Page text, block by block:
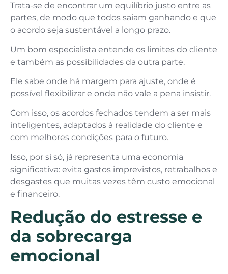
Trata-se de encontrar um equilíbrio justo entre as
partes, de modo que todos saiam ganhando e que
o acordo seja sustentável a longo prazo.
Um bom especialista entende os limites do cliente
e também as possibilidades da outra parte.
Ele sabe onde há margem para ajuste, onde é
possível flexibilizar e onde não vale a pena insistir.
Com isso, os acordos fechados tendem a ser mais
inteligentes, adaptados à realidade do cliente e
com melhores condições para o futuro.
Isso, por si só, já representa uma economia
significativa: evita gastos imprevistos, retrabalhos e
desgastes que muitas vezes têm custo emocional
e financeiro.
Redução do estresse e
da sobrecarga
emocional